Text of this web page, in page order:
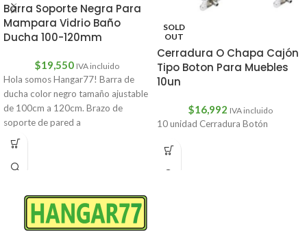
Barra Soporte Negra Para
Mampara Vidrio Baño
Ducha 100-120mm
$19,550 IVA incluido
Hola somos Hangar77! Barra de
ducha color negro tamaño ajustable
de 100cm a 120cm. Brazo de
soporte de pared a
SOLD
OUT
Cerradura O Chapa Cajón
Tipo Boton Para Muebles
10un
$16,992 IVA incluido
10 unidad Cerradura Botón